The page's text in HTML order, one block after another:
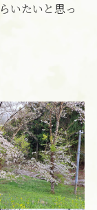
いたいと思っ